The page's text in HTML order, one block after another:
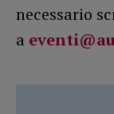
necessario
a